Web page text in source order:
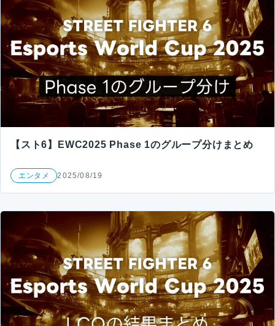
【スト6】EWC2025 Phase 1のグループ分けまとめ
エンタメ 2025/08/19